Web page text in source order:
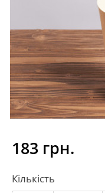
183 грн.
Кількість